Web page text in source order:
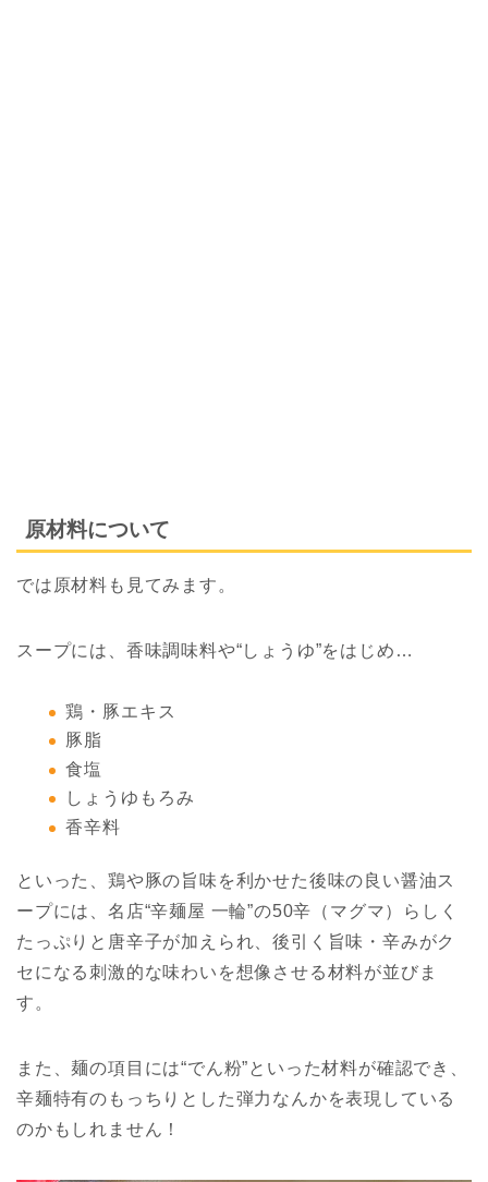
原材料について
では原材料も見てみます。
スープには、香味調味料や“しょうゆ”をはじめ…
鶏・豚エキス
豚脂
食塩
しょうゆもろみ
香辛料
といった、鶏や豚の旨味を利かせた後味の良い醤油ス
ープには、名店“辛麺屋 一輪”の50辛（マグマ）らしく
たっぷりと唐辛子が加えられ、後引く旨味・辛みがク
セになる刺激的な味わいを想像させる材料が並びま
す。
また、麺の項目には“でん粉”といった材料が確認でき、
辛麺特有のもっちりとした弾力なんかを表現している
のかもしれません！